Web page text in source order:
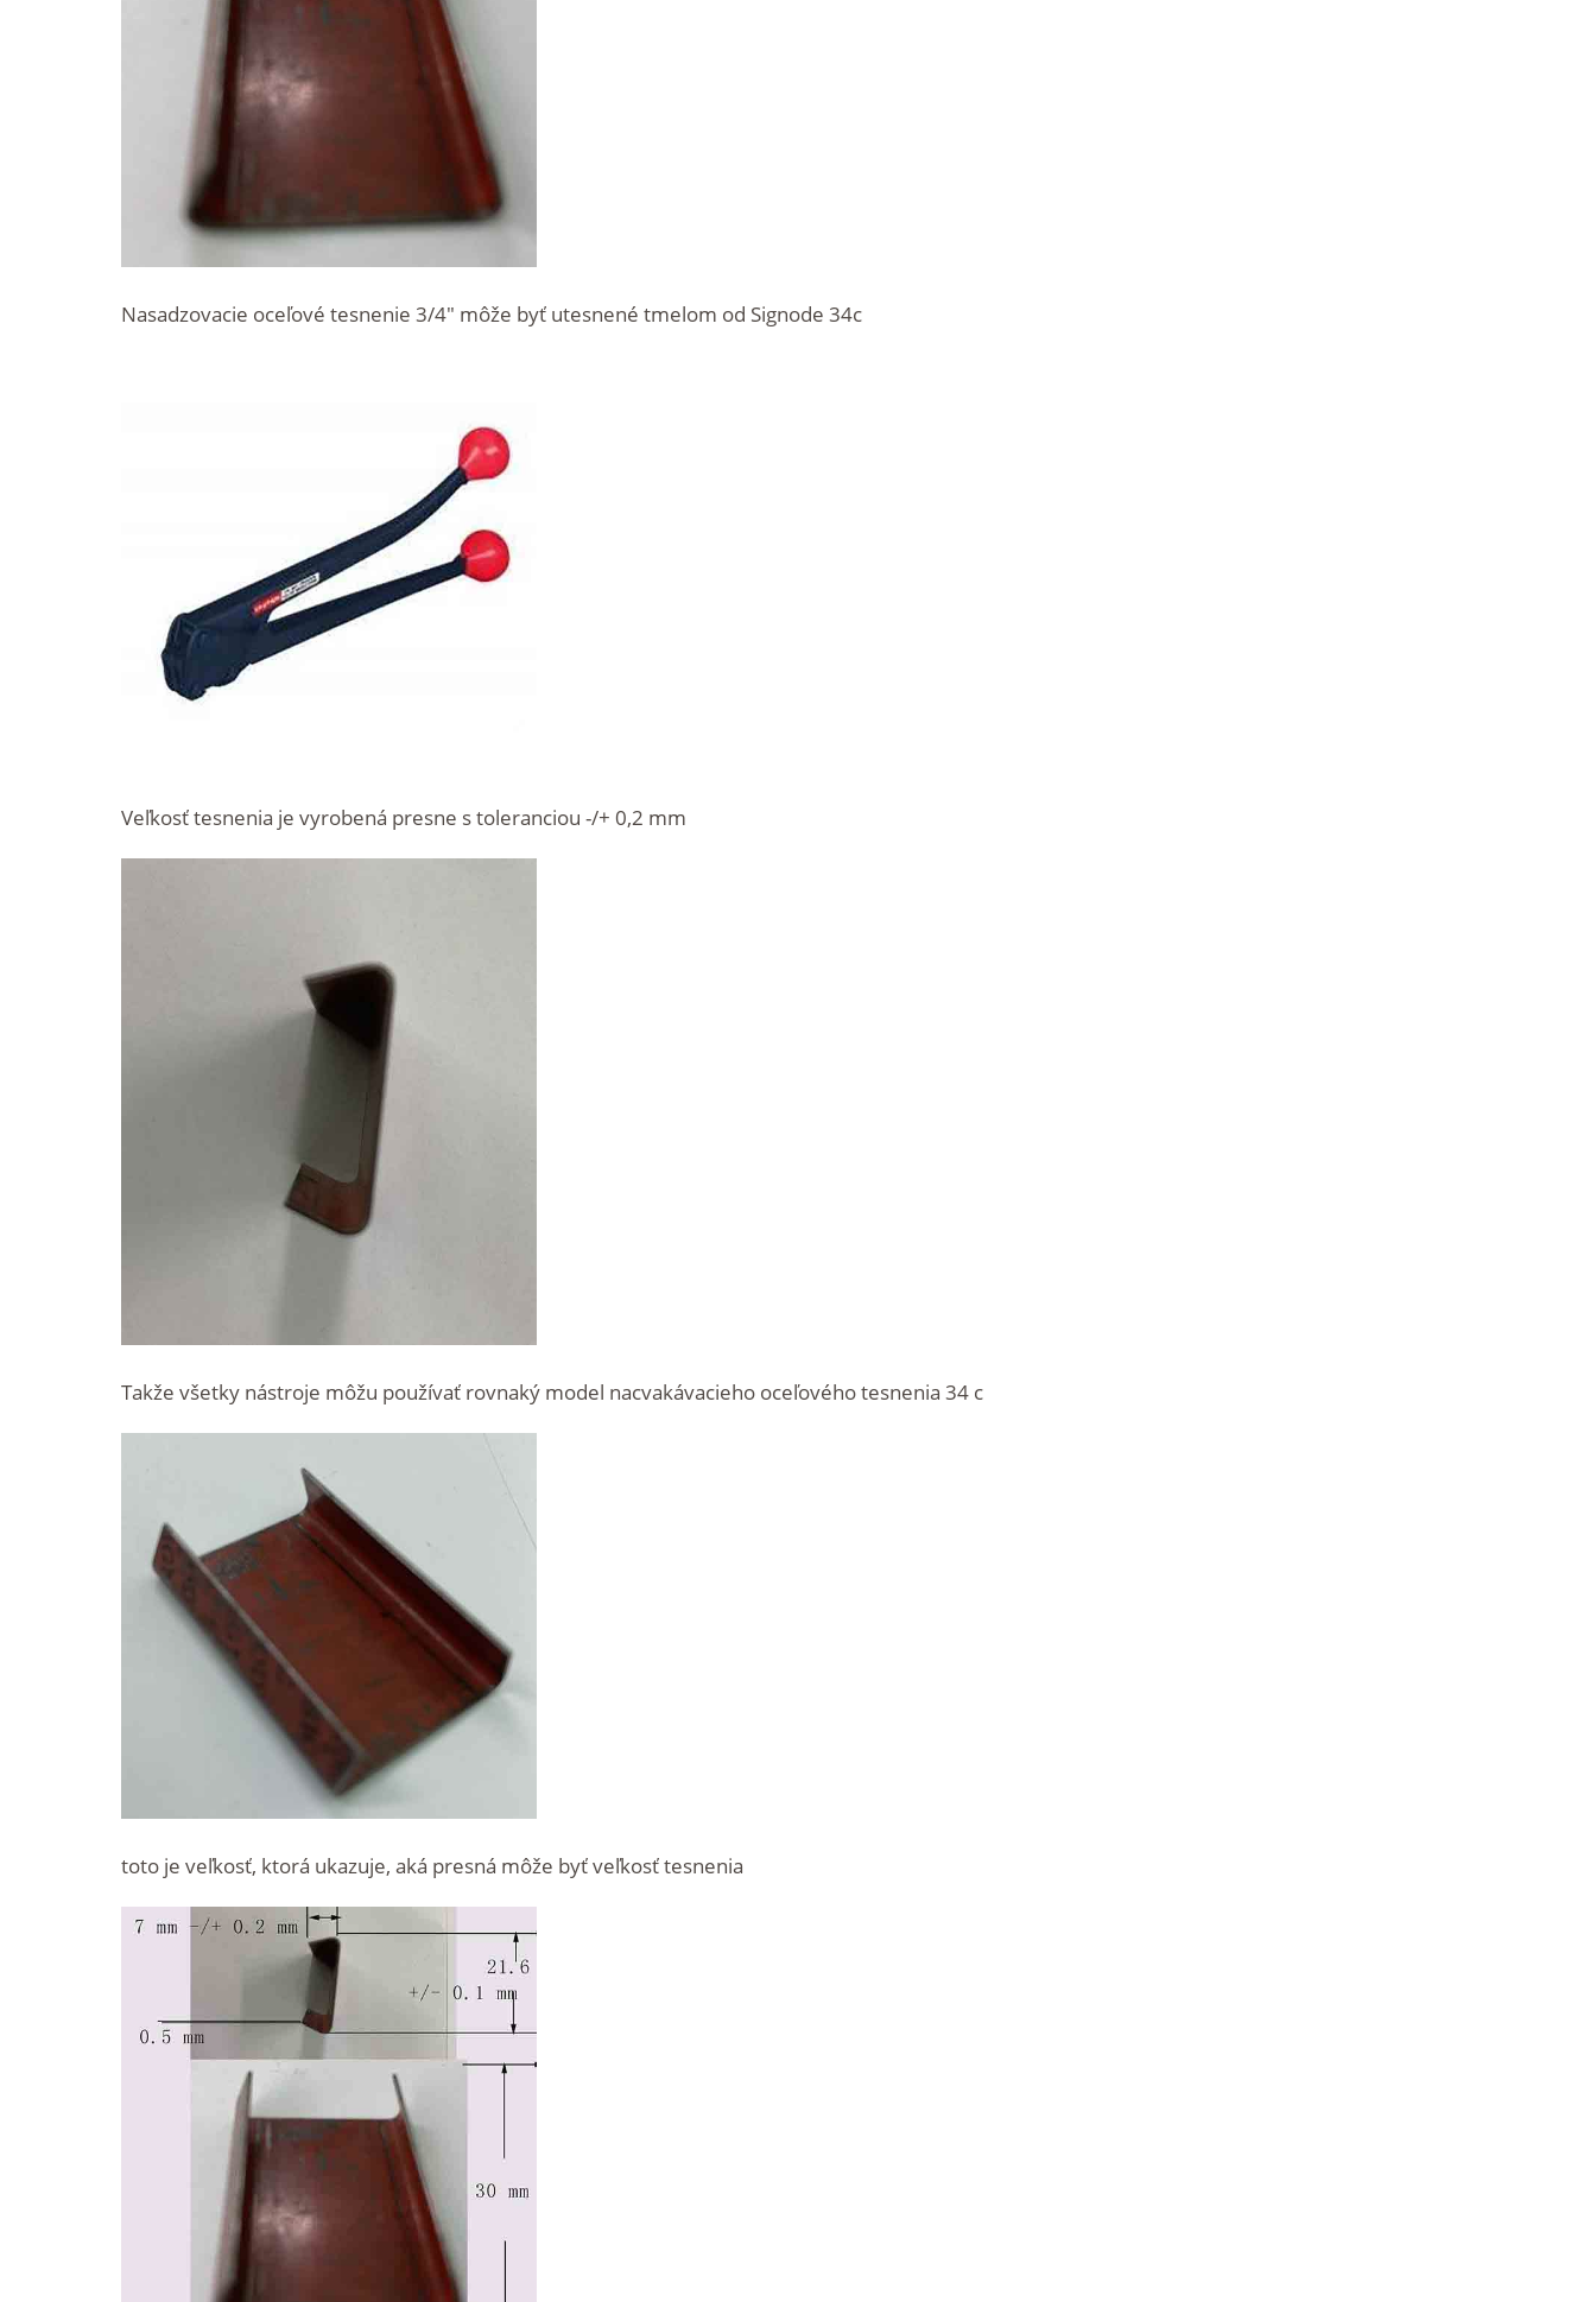
Nasadzovacie oceľové tesnenie 3/4" môže byť utesnené tmelom od Signode 34c
Veľkosť tesnenia je vyrobená presne s toleranciou -/+ 0,2 mm
Takže všetky nástroje môžu používať rovnaký model nacvakávacieho oceľového tesnenia 34 c
toto je veľkosť, ktorá ukazuje, aká presná môže byť veľkosť tesnenia